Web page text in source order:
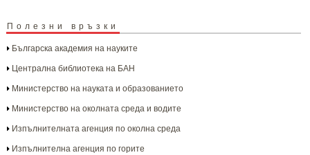
Полезни връзки
Българска aкадемия на науките
Централна библиотека на БАН
Министерство на науката и образованието
Министерство на околната среда и водите
Изпълнителната агенция по околна среда
Изпълнителна агенция по горите